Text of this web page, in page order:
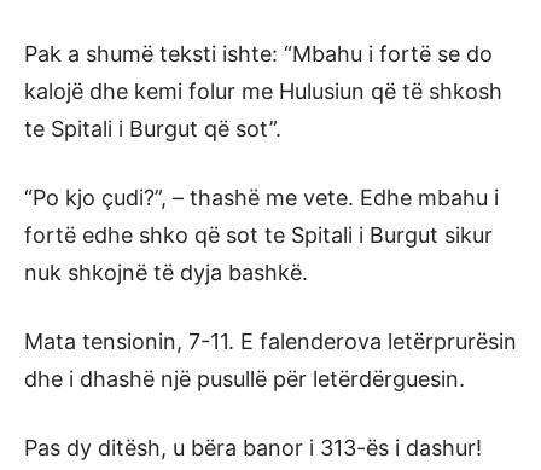
Pak a shumë teksti ishte: “Mbahu i fortë se do
kalojë dhe kemi folur me Hulusiun që të shkosh
te Spitali i Burgut që sot”.
“Po kjo çudi?”, – thashë me vete. Edhe mbahu i
fortë edhe shko që sot te Spitali i Burgut sikur
nuk shkojnë të dyja bashkë.
Mata tensionin, 7-11. E falenderova letërprurësin
dhe i dhashë një pusullë për letërdërguesin.
Pas dy ditësh, u bëra banor i 313-ës i dashur!